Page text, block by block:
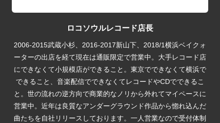
ロコソウルレコード店長
2006-2015武蔵小杉、2016-2017新山下、2018/1横浜ベイクォ
ーターの出店を経て現在は通販限定で営業中。大手レコード店
にできなくて小規模店ができること。東京でできなくて横浜で
できること、音楽配信でできなくてレコードやCDでできるこ
と。世の流れの逆方向で商業的なノリから外れてマイペースに
営業中。近年は良質なアンダーグラウンド作品から惚れ込んだ
曲たちを自社リリースしております。一人営業なので受付体制